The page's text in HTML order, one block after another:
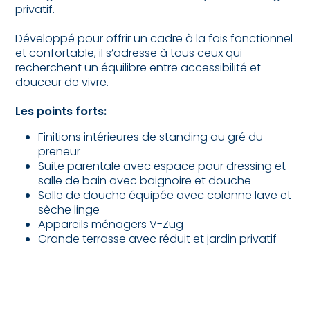
privatif.
Développé pour offrir un cadre à la fois fonctionnel
et confortable, il s’adresse à tous ceux qui
recherchent un équilibre entre accessibilité et
douceur de vivre.
Les points forts:
Finitions intérieures de standing au gré du
preneur
Suite parentale avec espace pour dressing et
salle de bain avec baignoire et douche
Salle de douche équipée avec colonne lave et
sèche linge
Appareils ménagers V-Zug
Grande terrasse avec réduit et jardin privatif